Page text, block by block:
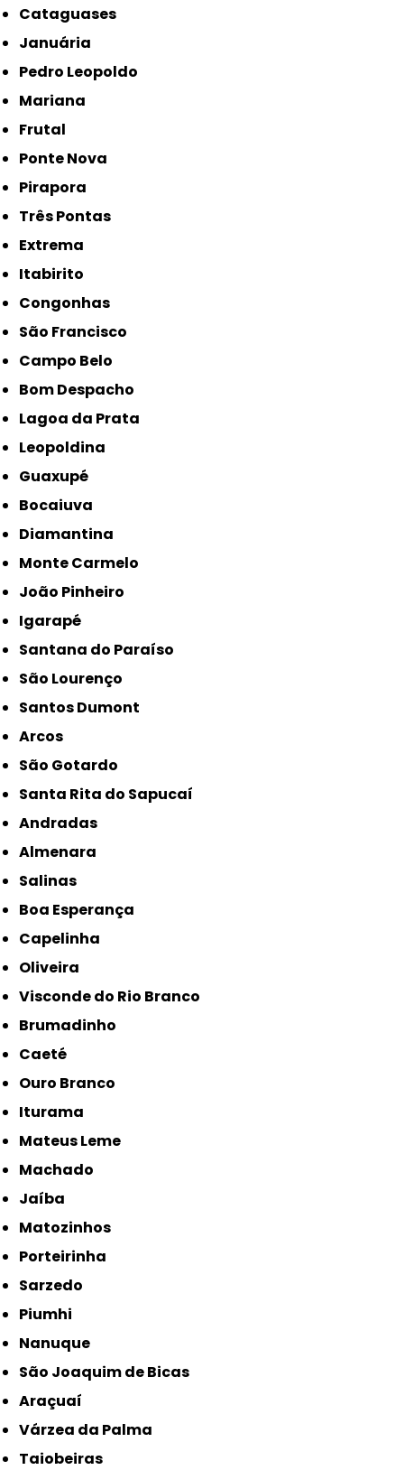
Cataguases
Januária
Pedro Leopoldo
Mariana
Frutal
Ponte Nova
Pirapora
Três Pontas
Extrema
Itabirito
Congonhas
São Francisco
Campo Belo
Bom Despacho
Lagoa da Prata
Leopoldina
Guaxupé
Bocaiuva
Diamantina
Monte Carmelo
João Pinheiro
Igarapé
Santana do Paraíso
São Lourenço
Santos Dumont
Arcos
São Gotardo
Santa Rita do Sapucaí
Andradas
Almenara
Salinas
Boa Esperança
Capelinha
Oliveira
Visconde do Rio Branco
Brumadinho
Caeté
Ouro Branco
Iturama
Mateus Leme
Machado
Jaíba
Matozinhos
Porteirinha
Sarzedo
Piumhi
Nanuque
São Joaquim de Bicas
Araçuaí
Várzea da Palma
Taiobeiras